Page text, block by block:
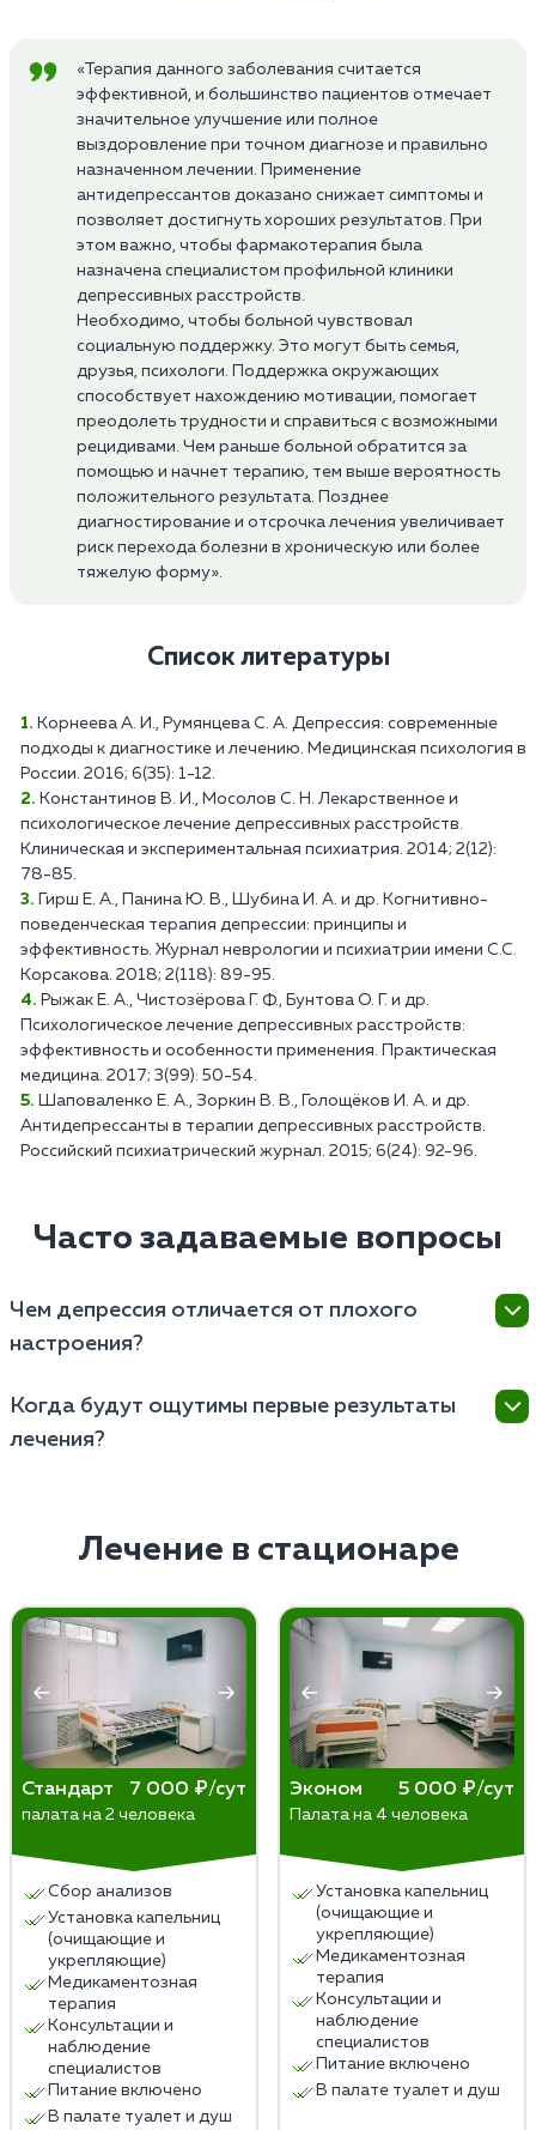
«Терапия данного заболевания считается
эффективной, и большинство пациентов отмечает
значительное улучшение или полное
выздоровление при точном диагнозе и правильно
назначенном лечении. Применение
антидепрессантов доказано снижает симптомы и
позволяет достигнуть хороших результатов. При
этом важно, чтобы фармакотерапия была
назначена специалистом профильной клиники
депрессивных расстройств.
Необходимо, чтобы больной чувствовал
социальную поддержку. Это могут быть семья,
друзья, психологи. Поддержка окружающих
способствует нахождению мотивации, помогает
преодолеть трудности и справиться с возможными
рецидивами. Чем раньше больной обратится за
помощью и начнет терапию, тем выше вероятность
положительного результата. Позднее
диагностирование и отсрочка лечения увеличивает
риск перехода болезни в хроническую или более
тяжелую форму».
Список литературы
Корнеева А. И., Румянцева С. А. Депрессия: современные
подходы к диагностике и лечению. Медицинская психология в
России. 2016; 6(35): 1-12.
Константинов В. И., Мосолов С. Н. Лекарственное и
психологическое лечение депрессивных расстройств.
Клиническая и экспериментальная психиатрия. 2014; 2(12):
78-85.
Гирш Е. А., Панина Ю. В., Шубина И. А. и др. Когнитивно-
поведенческая терапия депрессии: принципы и
эффективность. Журнал неврологии и психиатрии имени С.С.
Корсакова. 2018; 2(118): 89-95.
Рыжак Е. А., Чистозёрова Г. Ф., Бунтова О. Г. и др.
Психологическое лечение депрессивных расстройств:
эффективность и особенности применения. Практическая
медицина. 2017; 3(99): 50-54.
Шаповаленко Е. А., Зоркин В. В., Голощёков И. А. и др.
Антидепрессанты в терапии депрессивных расстройств.
Российский психиатрический журнал. 2015; 6(24): 92-96.
Часто задаваемые вопросы
Чем депрессия отличается от плохого
настроения?
симптомов (более двух недель), более интенсивным
и устойчивым нарушением настроения. Она может
потерей аппетита или избыточным приемом пищи,
более серьезные последствия для здоровья, может
привести к ухудшению физического и психического
благополучия и повышает риск самоубийства.
Когда будут ощутимы первые результаты
лечения?
Тип и тяжесть депрессивного расстройства –
поддаются терапии и требуют большего
времени для достижения значимых улучшений.
Индивидуальные особенности пациента —
некоторым людям потребуется больше
времени, чтобы заметить улучшения в своем
состоянии.
Как правило, ощутимые результаты начинают
появляться в течение нескольких недель после
восстановления может потребоваться
продолжительное время — от нескольких
месяцев до года и более.
Лечение в стационаре
Стандарт 7 000 ₽/сут
палата на 2 человека
Сбор анализов
Установка капельниц
(очищающие и
укрепляющие)
Медикаментозная
терапия
Консультации и
наблюдение
специалистов
Питание включено
В палате туалет и душ
Эконом 5 000 ₽/сут
Палата на 4 человека
Установка капельниц
(очищающие и
укрепляющие)
Медикаментозная
терапия
Консультации и
наблюдение
специалистов
Питание включено
В палате туалет и душ